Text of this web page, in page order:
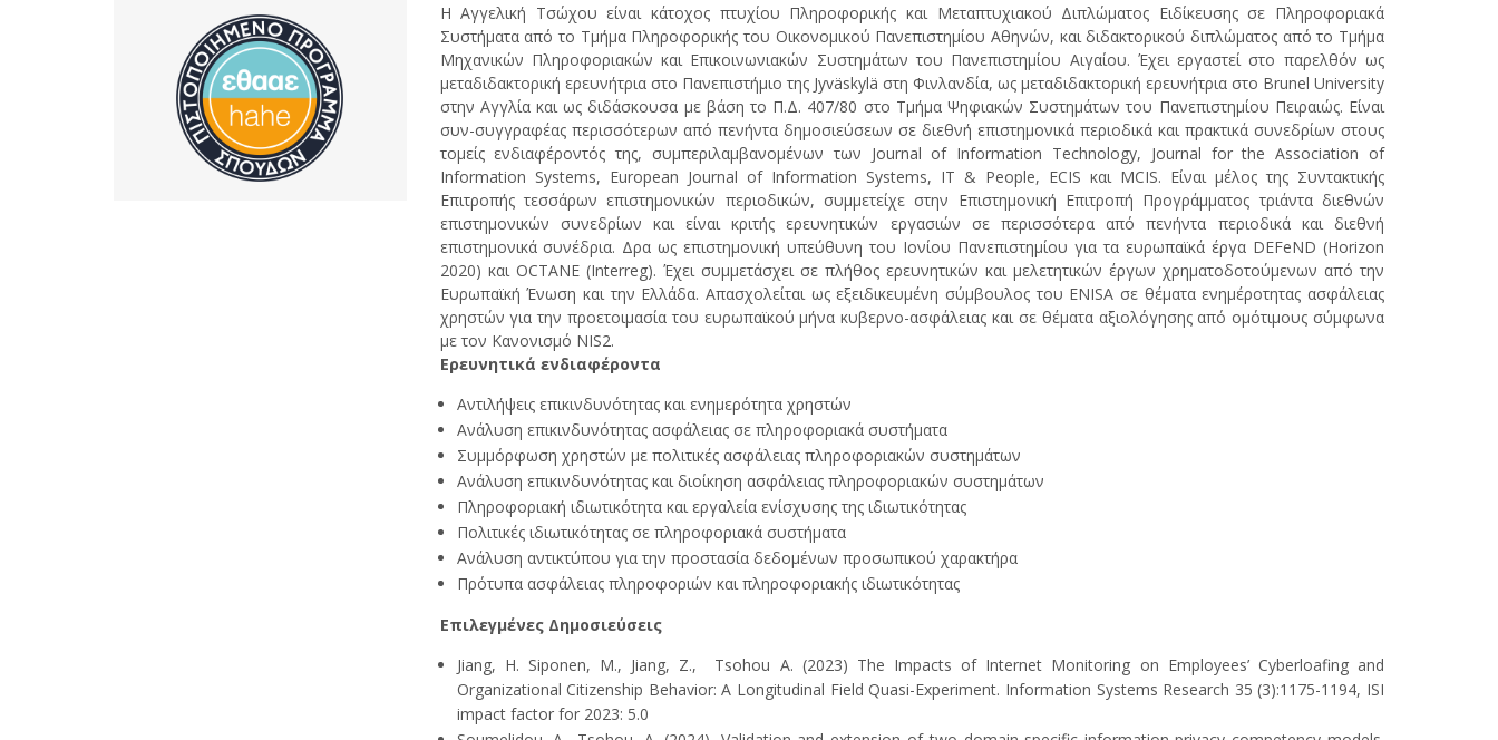
Η Αγγελική Τσώχου είναι κάτοχος πτυχίου Πληροφορικής και Μεταπτυχιακού Διπλώματος Ειδίκευσης σε Πληροφοριακά
Συστήματα από το Τμήμα Πληροφορικής του Οικονομικού Πανεπιστημίου Αθηνών, και διδακτορικού διπλώματος από το Τμήμα
Μηχανικών Πληροφοριακών και Επικοινωνιακών Συστημάτων του Πανεπιστημίου Αιγαίου. Έχει εργαστεί στο παρελθόν ως
μεταδιδακτορική ερευνήτρια στο Πανεπιστήμιο της Jyväskylä στη Φινλανδία, ως μεταδιδακτορική ερευνήτρια στο Brunel University
στην Αγγλία και ως διδάσκουσα με βάση το Π.Δ. 407/80 στο Τμήμα Ψηφιακών Συστημάτων του Πανεπιστημίου Πειραιώς. Είναι
συν-συγγραφέας περισσότερων από πενήντα δημοσιεύσεων σε διεθνή επιστημονικά περιοδικά και πρακτικά συνεδρίων στους
τομείς ενδιαφέροντός της, συμπεριλαμβανομένων των Journal of Information Technology, Journal for the Association of
Information Systems, European Journal of Information Systems, IT & People, ECIS και MCIS. Είναι μέλος της Συντακτικής
Επιτροπής τεσσάρων επιστημονικών περιοδικών, συμμετείχε στην Επιστημονική Επιτροπή Προγράμματος τριάντα διεθνών
επιστημονικών συνεδρίων και είναι κριτής ερευνητικών εργασιών σε περισσότερα από πενήντα περιοδικά και διεθνή
επιστημονικά συνέδρια. Δρα ως επιστημονική υπεύθυνη του Ιονίου Πανεπιστημίου για τα ευρωπαϊκά έργα DEFeND (Horizon
2020) και OCTANE (Interreg). Έχει συμμετάσχει σε πλήθος ερευνητικών και μελετητικών έργων χρηματοδοτούμενων από την
Ευρωπαϊκή Ένωση και την Ελλάδα. Απασχολείται ως εξειδικευμένη σύμβουλος του ENISA σε θέματα ενημέροτητας ασφάλειας
χρηστών για την προετοιμασία του ευρωπαϊκού μήνα κυβερνο-ασφάλειας και σε θέματα αξιολόγησης από ομότιμους σύμφωνα
με τον Κανονισμό NIS2.
Ερευνητικά ενδιαφέροντα
Αντιλήψεις επικινδυνότητας και ενημερότητα χρηστών
Ανάλυση επικινδυνότητας ασφάλειας σε πληροφοριακά συστήματα
Συμμόρφωση χρηστών με πολιτικές ασφάλειας πληροφοριακών συστημάτων
Ανάλυση επικινδυνότητας και διοίκηση ασφάλειας πληροφοριακών συστημάτων
Πληροφοριακή ιδιωτικότητα και εργαλεία ενίσχυσης της ιδιωτικότητας
Πολιτικές ιδιωτικότητας σε πληροφοριακά συστήματα
Ανάλυση αντικτύπου για την προστασία δεδομένων προσωπικού χαρακτήρα
Πρότυπα ασφάλειας πληροφοριών και πληροφοριακής ιδιωτικότητας
Επιλεγμένες Δημοσιεύσεις
Jiang, H. Siponen, M., Jiang, Z., Tsohou A. (2023) The Impacts of Internet Monitoring on Employees’ Cyberloafing and
Organizational Citizenship Behavior: A Longitudinal Field Quasi-Experiment. Information Systems Research 35 (3):1175-1194, ISI
impact factor for 2023: 5.0